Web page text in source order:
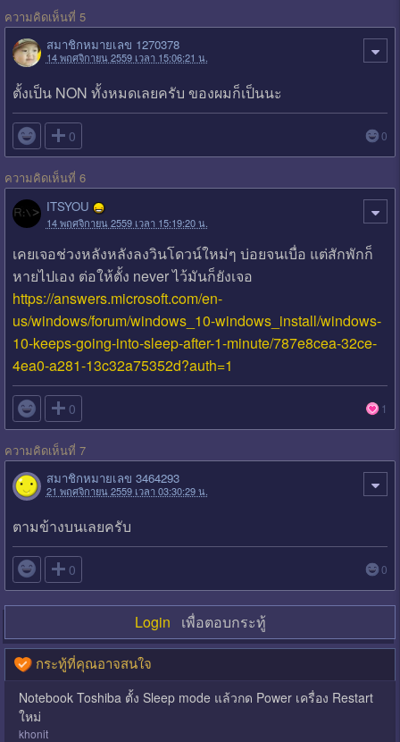
ความคิดเห็นที่ 5
สมาชิกหมายเลข 1270378
14 พฤศจิกายน 2559 เวลา 15:06:21 น.
ตั้งเป็น NON ทั้งหมดเลยครับ ของผมก็เป็นนะ
 0 0
ความคิดเห็นที่ 6
ITSYOU
14 พฤศจิกายน 2559 เวลา 15:19:20 น.
เคยเจอช่วงหลังหลังลงวินโดวน์ใหม่ๆ บ่อยจนเบื่อ แต่สักพักก็
หายไปเอง ต่อให้ตั้ง never ไว้มันก็ยังเจอ
https://answers.microsoft.com/en-
us/windows/forum/windows_10-windows_install/windows-
10-keeps-going-into-sleep-after-1-minute/787e8cea-32ce-
4ea0-a281-13c32a75352d?auth=1
 0 1
ความคิดเห็นที่ 7
สมาชิกหมายเลข 3464293
21 พฤศจิกายน 2559 เวลา 03:30:29 น.
ตามข้างบนเลยครับ
 0 0
Login เพื่อตอบกระทู้
กระทู้ที่คุณอาจสนใจ
Notebook Toshiba ตั้ง Sleep mode แล้วกด Power เครื่อง Restart
ใหม่
khonit